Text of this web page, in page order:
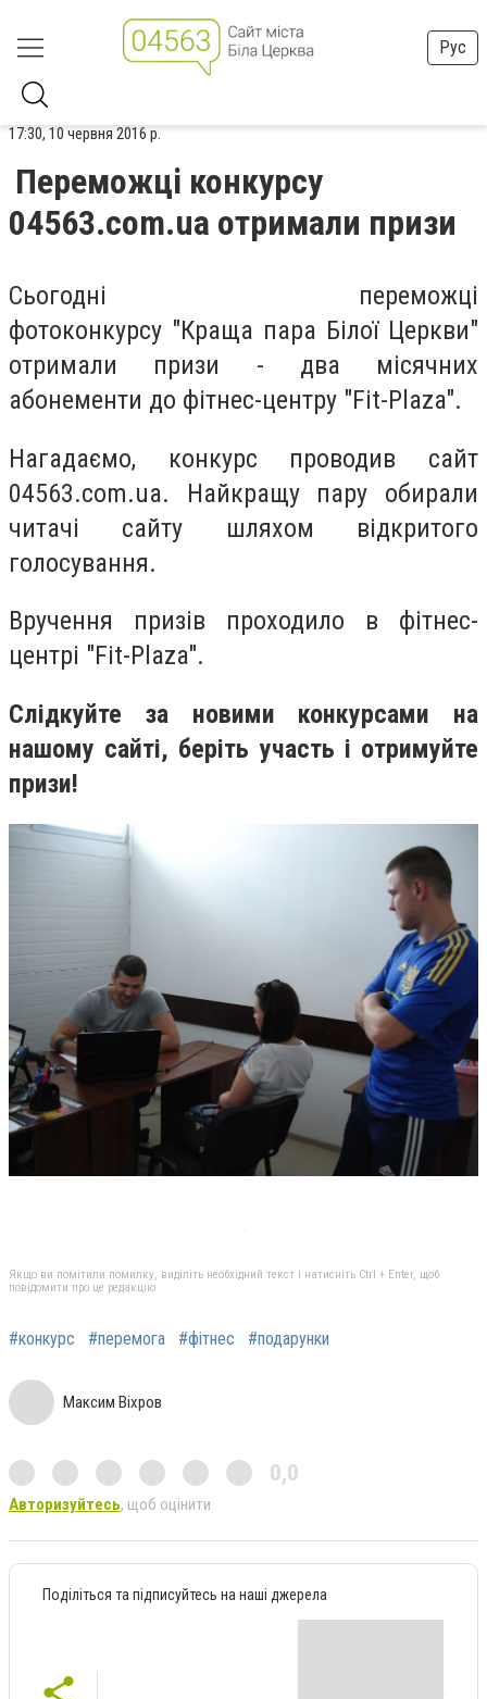
Рус
17:30, 10 червня 2016 р.
Переможці конкурсу
04563.com.ua отримали призи
Сьогодні переможці
фотоконкурсу "Краща пара Білої Церкви"
отримали призи - два місячних
абонементи до фітнес-центру "Fit-Plaza".
Нагадаємо, конкурс проводив сайт
04563.com.ua. Найкращу пару обирали
читачі сайту шляхом відкритого
голосування.
Вручення призів проходило в фітнес-
центрі "Fit-Plaza".
Слідкуйте за новими конкурсами на
нашому сайті, беріть участь і отримуйте
призи!
Якщо ви помітили помилку, виділіть необхідний текст і натисніть Ctrl + Enter, щоб
повідомити про це редакцію
#конкурс #перемога #фітнес #подарунки
Максим Віхров
0,0
Авторизуйтесь, щоб оцінити
Поділіться та підписуйтесь на наші джерела